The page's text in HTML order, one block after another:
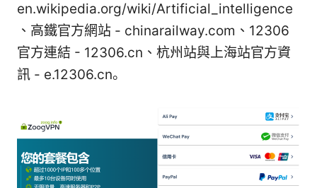
en.wikipedia.org/wiki/Artificial_intelligence
、高鐵官方網站 - chinarailway.com、12306
官方連結 - 12306.cn、杭州站與上海站官方資
訊 - e.12306.cn。